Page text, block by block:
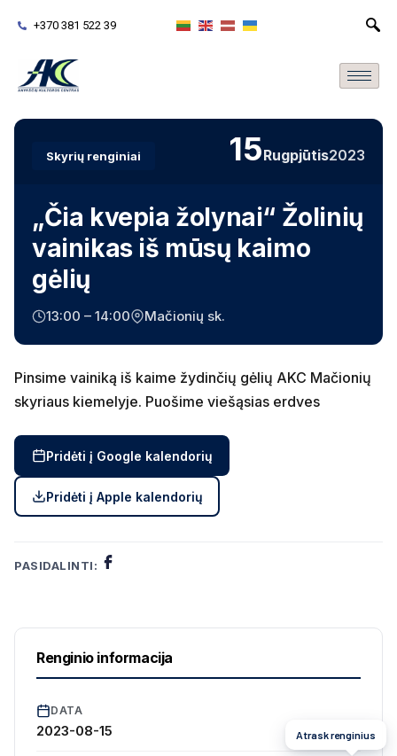
+370 381 522 39
Skyrių renginiai 15Rugpjūtis2023
„Čia kvepia žolynai“ Žolinių
vainikas iš mūsų kaimo
gėlių
13:00 – 14:00 Mačionių sk.
Pinsime vainiką iš kaime žydinčių gėlių AKC Mačionių
skyriaus kiemelyje. Puošime viešąsias erdves
Pridėti į Google kalendorių
Pridėti į Apple kalendorių
PASIDALINTI:
Renginio informacija
DATA
2023-08-15 Atrask renginius